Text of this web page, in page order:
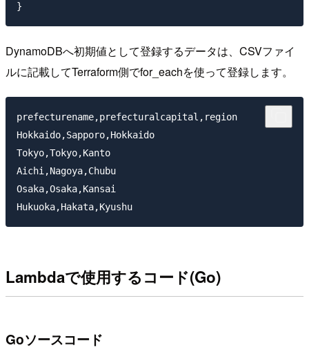
DynamoDBへ初期値として登録するデータは、CSVファイ
ルに記載してTerraform側でfor_eachを使って登録します。
prefecturename,prefecturalcapital,region
Hokkaido,Sapporo,Hokkaido
Tokyo,Tokyo,Kanto
Aichi,Nagoya,Chubu
Osaka,Osaka,Kansai
Lambdaで使用するコード(Go)
Goソースコード